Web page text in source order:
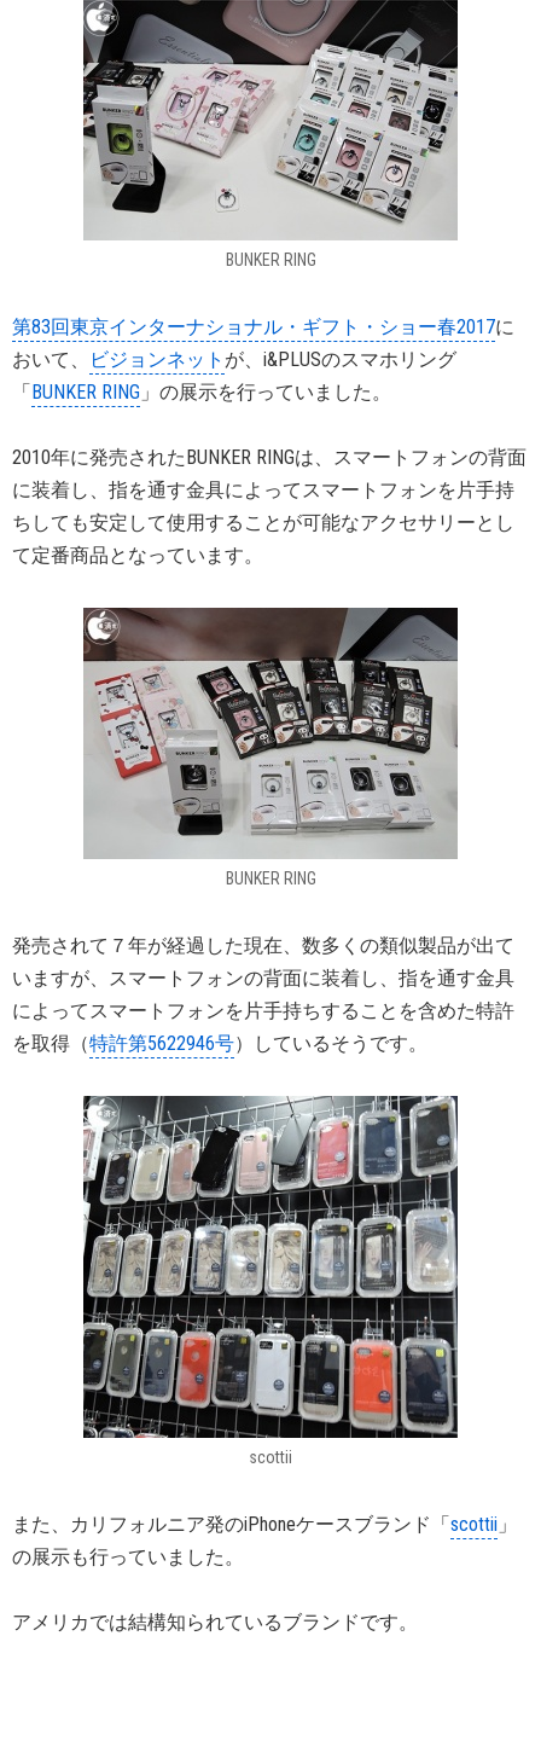
BUNKER RING
第83回東京インターナショナル・ギフト・ショー春2017に
おいて、
ビジョンネット が、i&PLUSのスマホリング
「BUNKER RING 」の展示を行っていました。
2010年に発売されたBUNKER RINGは、スマートフォンの背面
に装着し、指を通す金具によってスマートフォンを片手持
ちしても安定して使用することが可能なアクセサリーとし
て定番商品となっています。
BUNKER RING
発売されて７年が経過した現在、数多くの類似製品が出て
いますが、スマートフォンの背面に装着し、指を通す金具
によってスマートフォンを片手持ちすることを含めた特許
を取得（特許第5622946号）しているそうです。
scottii
また、カリフォルニア発のiPhoneケースブランド「scottii 」
の展示も行っていました。
アメリカでは結構知られているブランドです。